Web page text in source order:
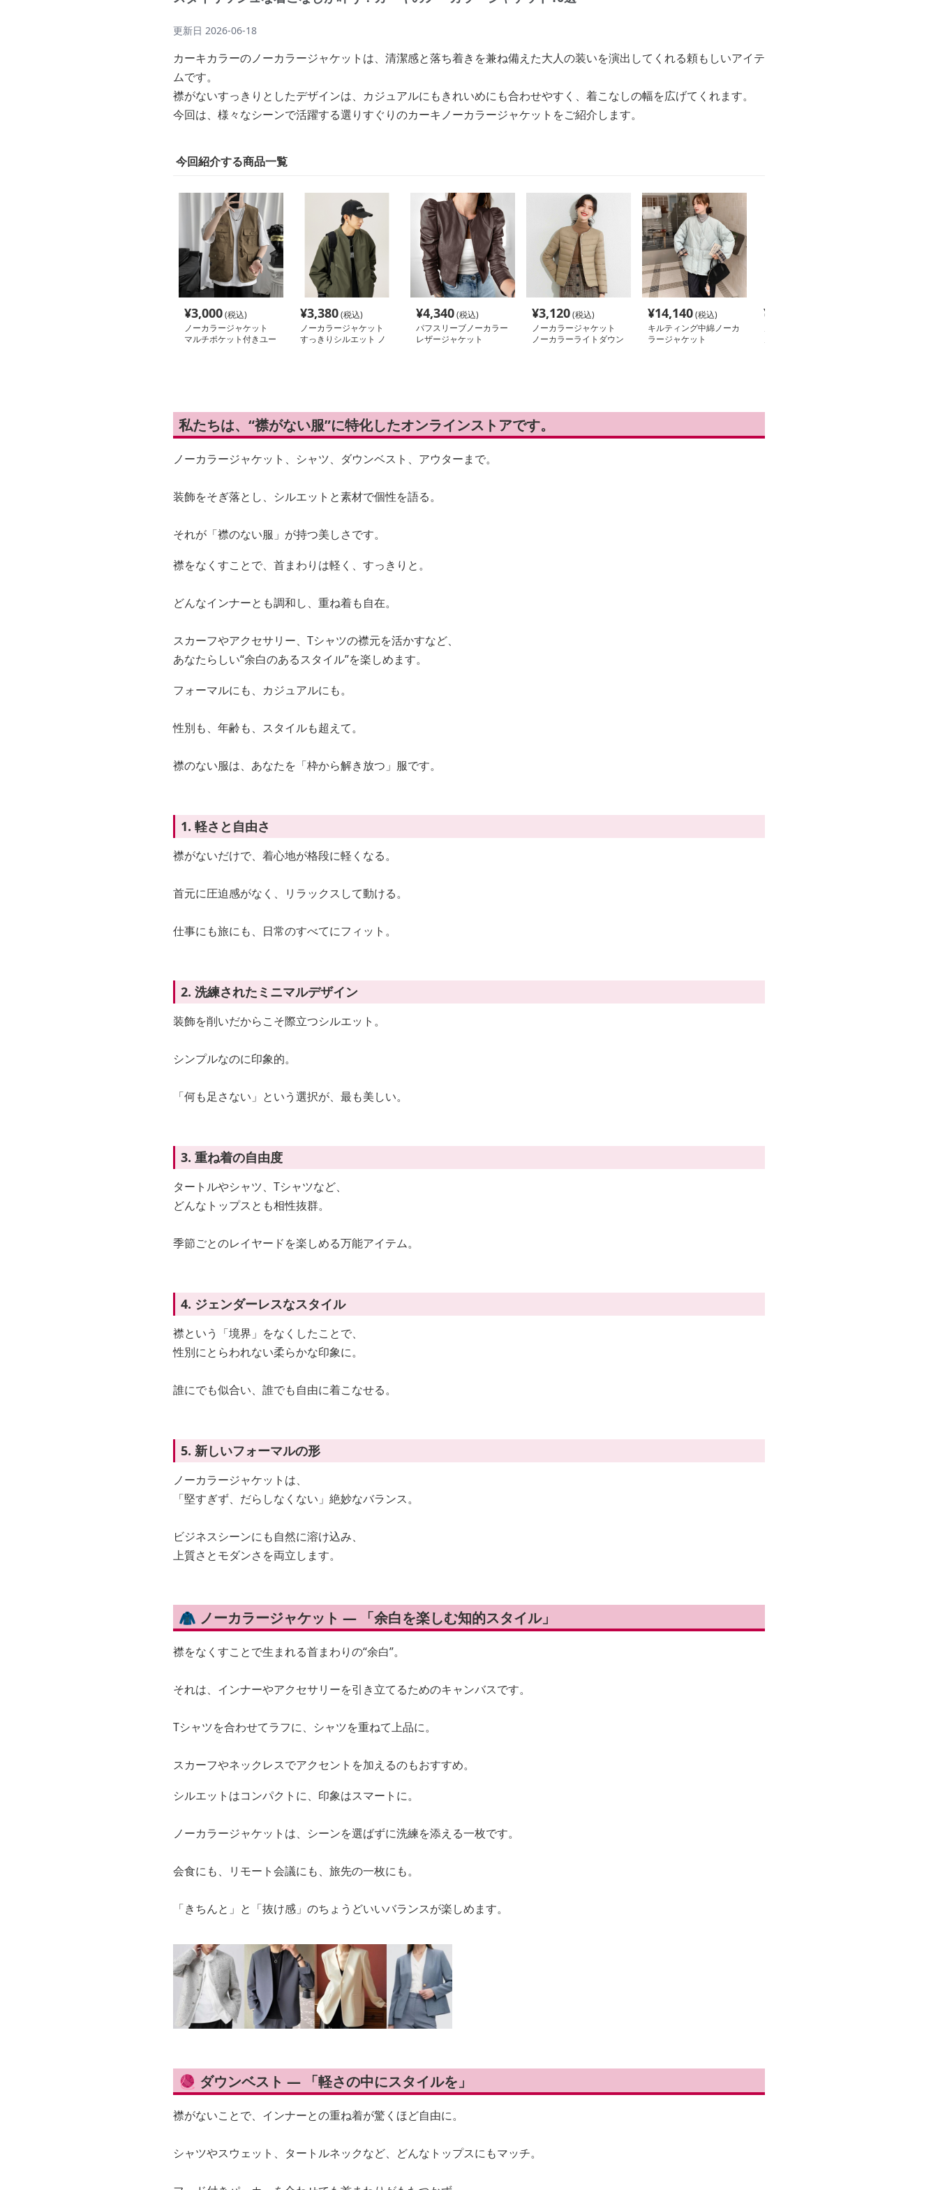
更新日 2026-06-18
カーキカラーのノーカラージャケットは、清潔感と落ち着きを兼ね備えた大人の装いを演出してくれる頼もしいアイテ
ムです。
襟がないすっきりとしたデザインは、カジュアルにもきれいめにも合わせやすく、着こなしの幅を広げてくれます。
今回は、様々なシーンで活躍する選りすぐりのカーキノーカラージャケットをご紹介します。
今回紹介する商品一覧
¥3,000(税込)
ノーカラージャケット
マルチポケット付きユー
¥3,380(税込)
ノーカラージャケット
すっきりシルエット ノ
¥4,340(税込)
パフスリーブノーカラー
レザージャケット
¥3,120(税込)
ノーカラージャケット
ノーカラーライトダウン
¥14,140(税込)
キルティング中綿ノーカ
ラージャケット
¥
私たちは、“襟がない服”に特化したオンラインストアです。
ノーカラージャケット、シャツ、ダウンベスト、アウターまで。
装飾をそぎ落とし、シルエットと素材で個性を語る。
それが「襟のない服」が持つ美しさです。
襟をなくすことで、首まわりは軽く、すっきりと。
どんなインナーとも調和し、重ね着も自在。
スカーフやアクセサリー、Tシャツの襟元を活かすなど、
あなたらしい“余白のあるスタイル”を楽しめます。
フォーマルにも、カジュアルにも。
性別も、年齢も、スタイルも超えて。
襟のない服は、あなたを「枠から解き放つ」服です。
1. 軽さと自由さ
襟がないだけで、着心地が格段に軽くなる。
首元に圧迫感がなく、リラックスして動ける。
仕事にも旅にも、日常のすべてにフィット。
2. 洗練されたミニマルデザイン
装飾を削いだからこそ際立つシルエット。
シンプルなのに印象的。
「何も足さない」という選択が、最も美しい。
3. 重ね着の自由度
タートルやシャツ、Tシャツなど、
どんなトップスとも相性抜群。
季節ごとのレイヤードを楽しめる万能アイテム。
4. ジェンダーレスなスタイル
襟という「境界」をなくしたことで、
性別にとらわれない柔らかな印象に。
誰にでも似合い、誰でも自由に着こなせる。
5. 新しいフォーマルの形
ノーカラージャケットは、
「堅すぎず、だらしなくない」絶妙なバランス。
ビジネスシーンにも自然に溶け込み、
上質さとモダンさを両立します。
🧥 ノーカラージャケット — 「余白を楽しむ知的スタイル」
襟をなくすことで生まれる首まわりの“余白”。
それは、インナーやアクセサリーを引き立てるためのキャンバスです。
Tシャツを合わせてラフに、シャツを重ねて上品に。
スカーフやネックレスでアクセントを加えるのもおすすめ。
シルエットはコンパクトに、印象はスマートに。
ノーカラージャケットは、シーンを選ばずに洗練を添える一枚です。
会食にも、リモート会議にも、旅先の一枚にも。
「きちんと」と「抜け感」のちょうどいいバランスが楽しめます。
🧶 ダウンベスト — 「軽さの中にスタイルを」
襟がないことで、インナーとの重ね着が驚くほど自由に。
シャツやスウェット、タートルネックなど、どんなトップスにもマッチ。